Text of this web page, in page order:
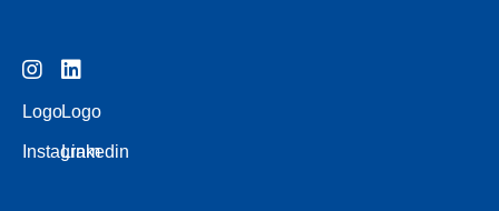
Logo
Instagram
Logo
Linkedin